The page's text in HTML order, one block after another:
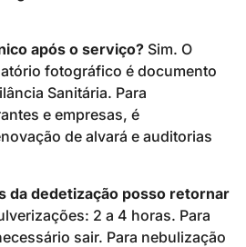
após o serviço? Sim. O
fotográfico é documento
Sanitária. Para
e empresas, é
de alvará e auditorias
da dedetização posso retornar
2 a 4 horas. Para
sair. Para nebulização